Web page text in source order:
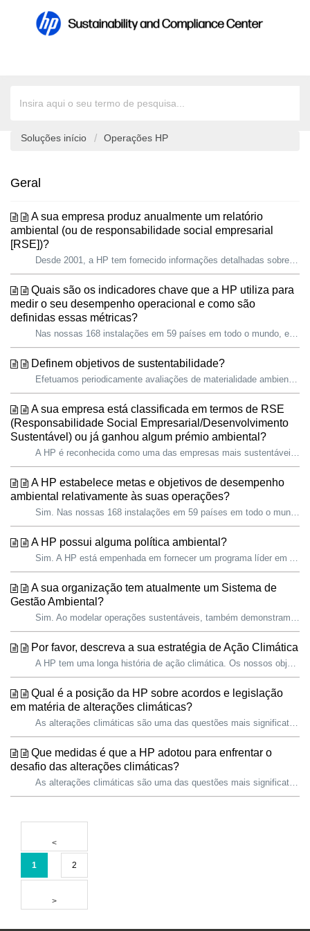
Soluções início Operações HP
Geral
A sua empresa produz anualmente um relatório
ambiental (ou de responsabilidade social empresarial
[RSE])?
Desde 2001, a HP tem fornecido informações detalhadas sobre o seu progresso social e ambiental às partes interessadas, incluindo clientes, analistas do sec...
Quais são os indicadores chave que a HP utiliza para
medir o seu desempenho operacional e como são
definidas essas métricas?
Nas nossas 168 instalações em 59 países em todo o mundo, estamos a desenvolver ações para reduzir as emissões de gases com efeito de estufa (GEE), o consumo...
Definem objetivos de sustentabilidade?
Efetuamos periodicamente avaliações de materialidade ambiental, social e de governação (ESG) para analisar tópicos ESG relevantes e reconfirmar as nossas ...
A sua empresa está classificada em termos de RSE
(Responsabilidade Social Empresarial/Desenvolvimento
Sustentável) ou já ganhou algum prémio ambiental?
A HP é reconhecida como uma das empresas mais sustentáveis do mundo. Alguns dos destaques incluem: Classificações CDP 2022 – Única empresa tecnoló...
A HP estabelece metas e objetivos de desempenho
ambiental relativamente às suas operações?
Sim. Nas nossas 168 instalações em 59 países em todo o mundo, estamos a desenvolver ações para reduzir as emissões de gases com efeito de estufa (GEE), o co...
A HP possui alguma política ambiental?
Sim. A HP está empenhada em fornecer um programa líder em Ambiente, Saúde e Segurança (EHS – Environment, Health and Safety) que se esforce por uma melhoria...
A sua organização tem atualmente um Sistema de
Gestão Ambiental?
Sim. Ao modelar operações sustentáveis, também demonstramos os nossos valores em ação e destacamos as práticas líderes do setor como exemplo para funcionári...
Por favor, descreva a sua estratégia de Ação Climática
A HP tem uma longa história de ação climática. Os nossos objetivos ambiciosos foram concebidos para combater as alterações climáticas, centrando-se nas emi...
Qual é a posição da HP sobre acordos e legislação
em matéria de alterações climáticas?
As alterações climáticas são uma das questões mais significativas e urgentes que as empresas e a sociedade enfrentam atualmente. A ciência é clara, os impa...
Que medidas é que a HP adotou para enfrentar o
desafio das alterações climáticas?
As alterações climáticas são uma das questões mais significativas e urgentes que as empresas e a sociedade enfrentam atualmente. A ciência é clara, os impa...
1 2